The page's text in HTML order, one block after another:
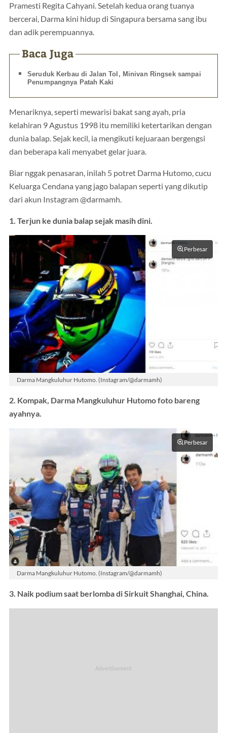
Pramesti Regita Cahyani. Setelah kedua orang tuanya
bercerai, Darma kini hidup di Singapura bersama sang ibu
dan adik perempuannya.
Baca Juga
Seruduk Kerbau di Jalan Tol, Minivan Ringsek sampai
Penumpangnya Patah Kaki
Menariknya, seperti mewarisi bakat sang ayah, pria
kelahiran 9 Agustus 1998 itu memiliki ketertarikan dengan
dunia balap. Sejak kecil, ia mengikuti kejuaraan bergengsi
dan beberapa kali menyabet gelar juara.
Biar nggak penasaran, inilah 5 potret Darma Hutomo, cucu
Keluarga Cendana yang jago balapan seperti yang dikutip
dari akun Instagram @darmamh.
1. Terjun ke dunia balap sejak masih dini.
Perbesar
Darma Mangkuluhur Hutomo. (Instagram/@darmamh)
2. Kompak, Darma Mangkuluhur Hutomo foto bareng
ayahnya.
Perbesar
Darma Mangkuluhur Hutomo. (Instagram/@darmamh)
3. Naik podium saat berlomba di Sirkuit Shanghai, China.